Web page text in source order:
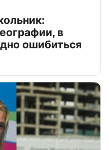
в
ошибиться